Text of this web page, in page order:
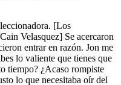
[Los
Velasquez] Se acercaron
entrar en razón. Jon me
lo valiente que tienes que
tiempo? ¿Acaso rompiste
lo que necesitaba oír del